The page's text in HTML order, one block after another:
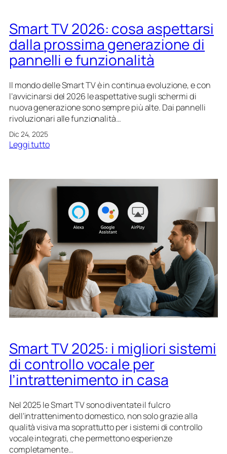
Smart TV 2026: cosa aspettarsi
dalla prossima generazione di
pannelli e funzionalità
Il mondo delle Smart TV è in continua evoluzione, e con
l’avvicinarsi del 2026 le aspettative sugli schermi di
nuova generazione sono sempre più alte. Dai pannelli
rivoluzionari alle funzionalità…
Dic 24, 2025
Leggi tutto:
a
r
2
0
2
6
c
o
s
s
p
e
t
t
a
r
s
i
d
Smart TV 2025: i migliori sistemi
di controllo vocale per
l’intrattenimento in casa
Nel 2025 le Smart TV sono diventate il fulcro
dell’intrattenimento domestico, non solo grazie alla
qualità visiva ma soprattutto per i sistemi di controllo
vocale integrati, che permettono esperienze
completamente…